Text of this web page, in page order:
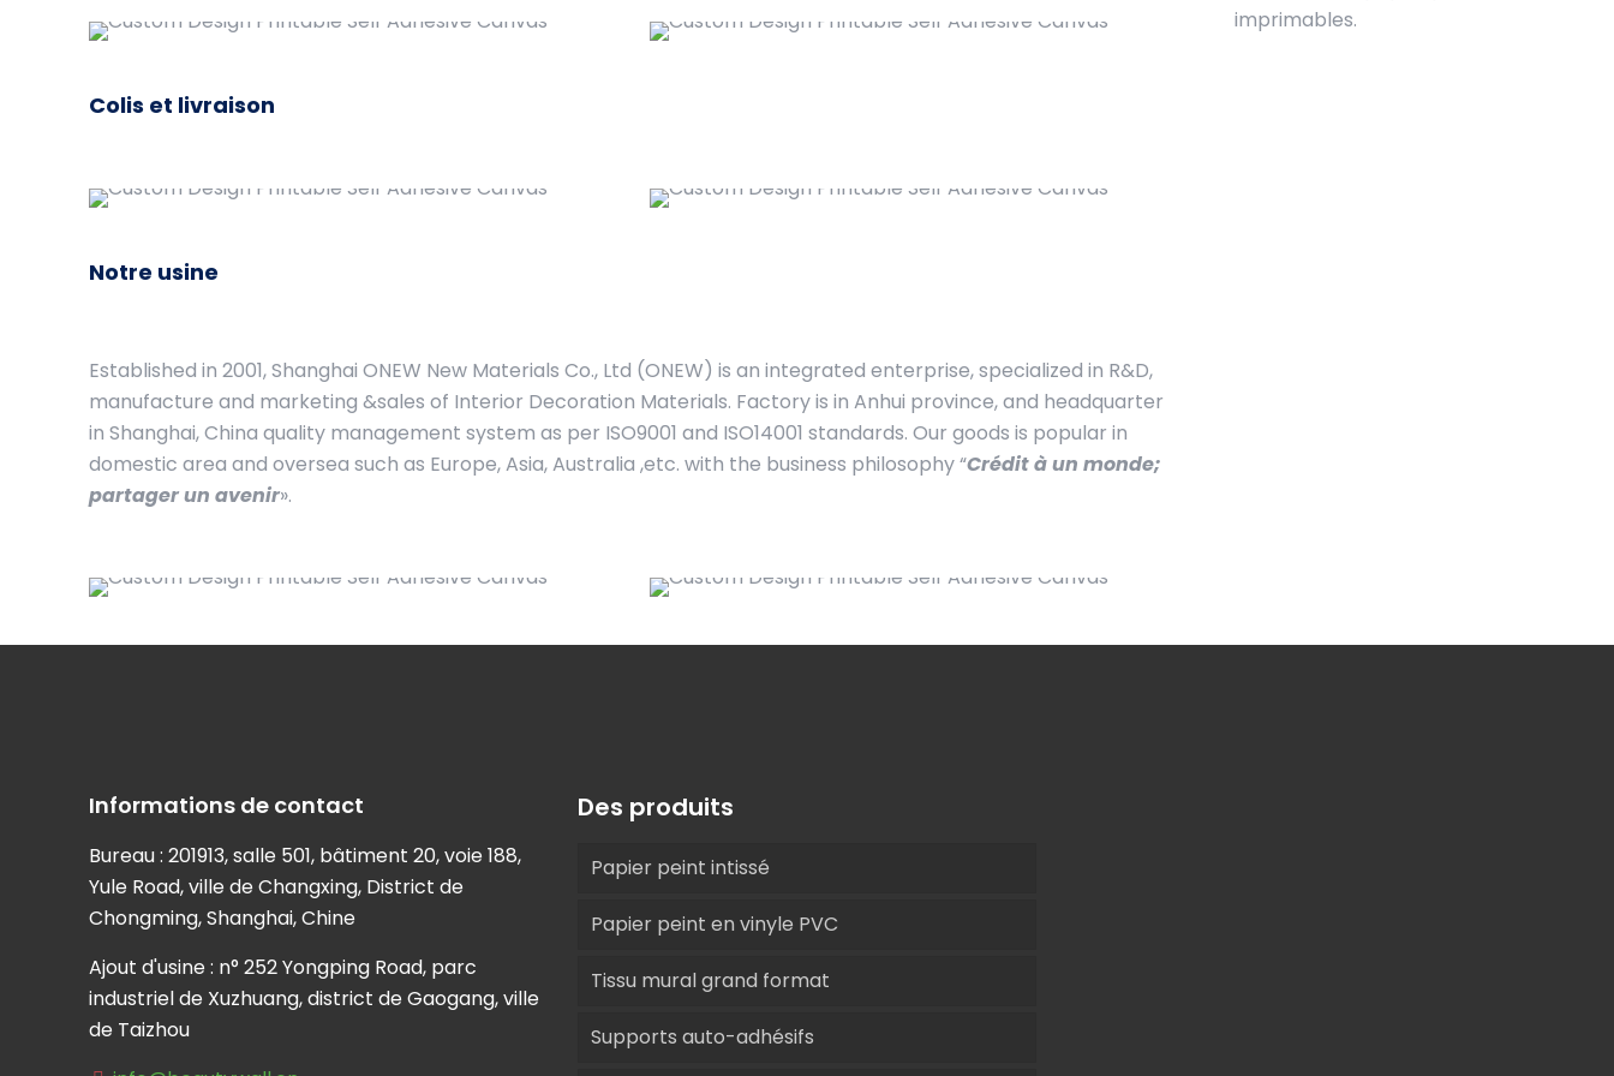
Colis et livraison
Notre usine
Established in 2001, Shanghai ONEW New Materials Co., Ltd (ONEW) is an integrated enterprise, specialized in R&D,
manufacture and marketing &sales of Interior Decoration Materials. Factory is in Anhui province, and headquarter
in Shanghai, China quality management system as per ISO9001 and ISO14001 standards. Our goods is popular in
domestic area and oversea such as Europe, Asia, Australia ,etc. with the business philosophy “Crédit à un monde;
partager un avenir».
imprimables.
Informations de contact
Bureau : 201913, salle 501, bâtiment 20, voie 188,
Yule Road, ville de Changxing, District de
Chongming, Shanghai, Chine
Ajout d'usine : n° 252 Yongping Road, parc
industriel de Xuzhuang, district de Gaogang, ville
de Taizhou
Des produits
Papier peint intissé
Papier peint en vinyle PVC
Tissu mural grand format
Supports auto-adhésifs